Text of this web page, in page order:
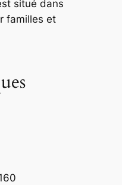
situé dans
familles et